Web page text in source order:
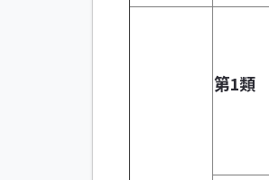
第1類